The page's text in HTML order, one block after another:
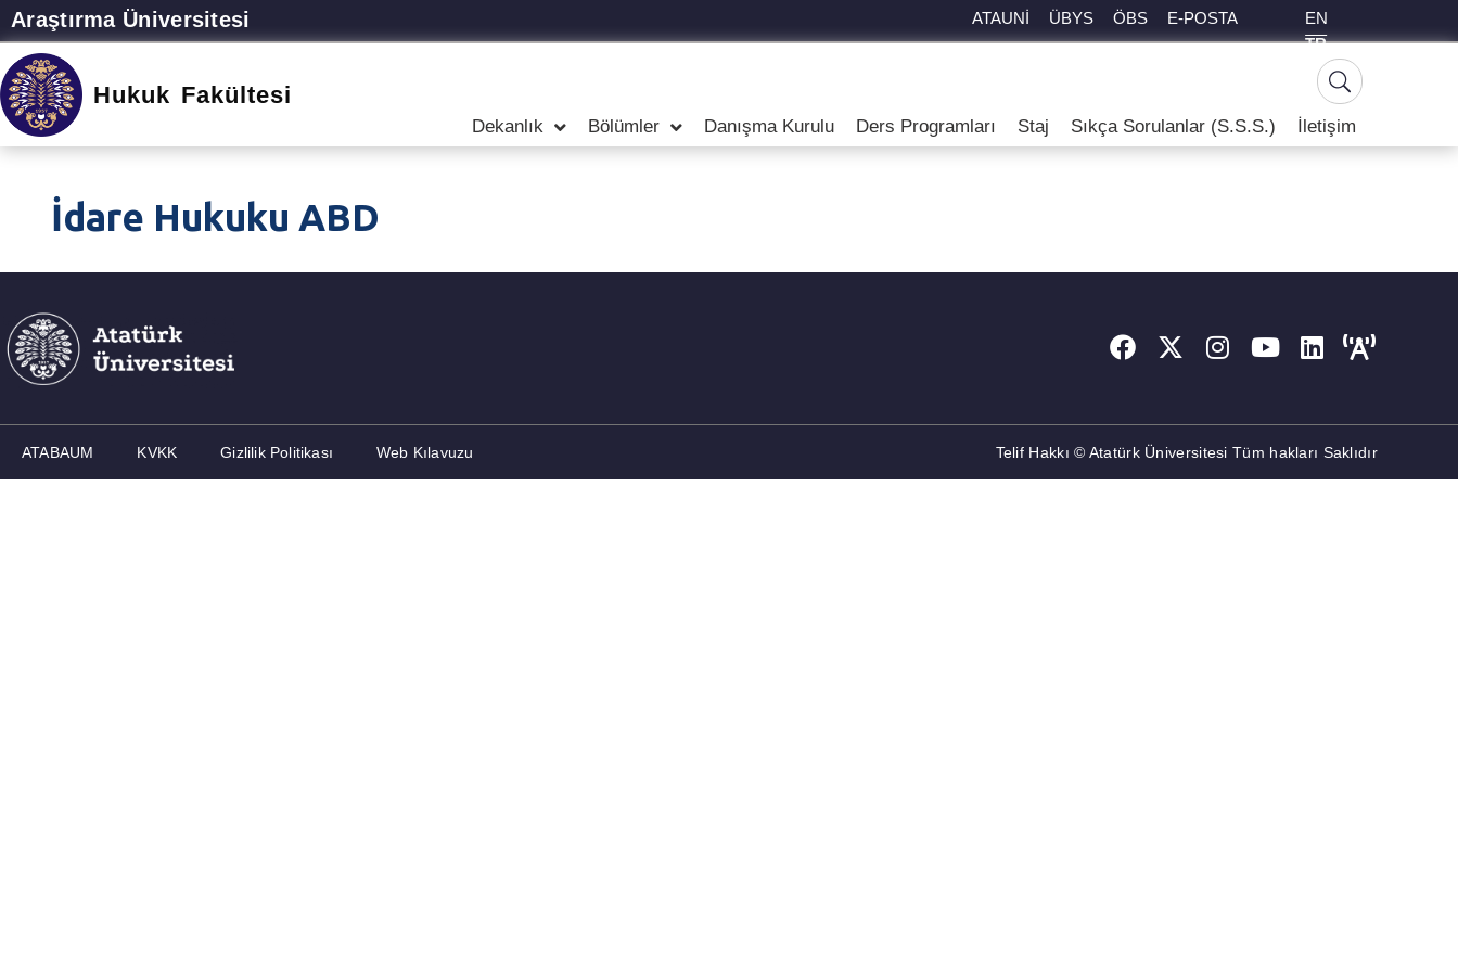
Araştırma Üniversitesi ATAUNİ ÜBYS ÖBS E-POSTA
EN
TR
Hukuk Fakültesi
Dekanlık Bölümler Danışma Kurulu Ders Programları Staj Sıkça Sorulanlar (S.S.S.) İletişim
İdare Hukuku ABD
ATABAUM KVKK Gizlilik Politikası Web Kılavuzu Telif Hakkı © Atatürk Üniversitesi Tüm hakları Saklıdır